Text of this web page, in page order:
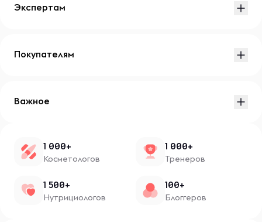
Экспертам
Покупателям
Важное
1 000+
Косметологов
1 000+
Тренеров
1 500+
Нутрициологов
100+
Блоггеров